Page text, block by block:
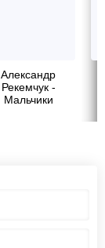
Александр
Рекемчук -
Мальчики